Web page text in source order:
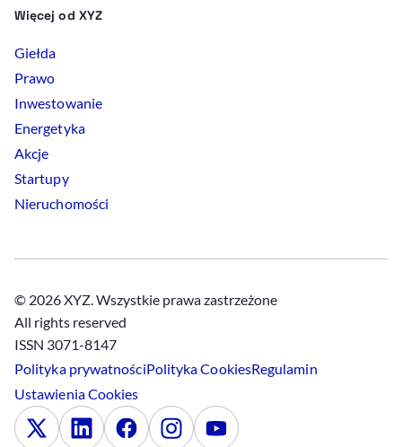
Więcej od XYZ
Giełda
Prawo
Inwestowanie
Energetyka
Akcje
Startupy
Nieruchomości
© 2026 XYZ. Wszystkie prawa zastrzeżone
All rights reserved
ISSN 3071-8147
Polityka prywatnościPolitykaCookiesRegulamin
UstawieniaCookies
x LinkedinFacebookInstagramYoutube